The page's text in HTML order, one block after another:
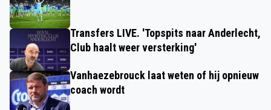
Transfers LIVE. 'Topspits naar Anderlecht,
Club haalt weer versterking'
Vanhaezebrouck laat weten of hij opnieuw
coach wordt